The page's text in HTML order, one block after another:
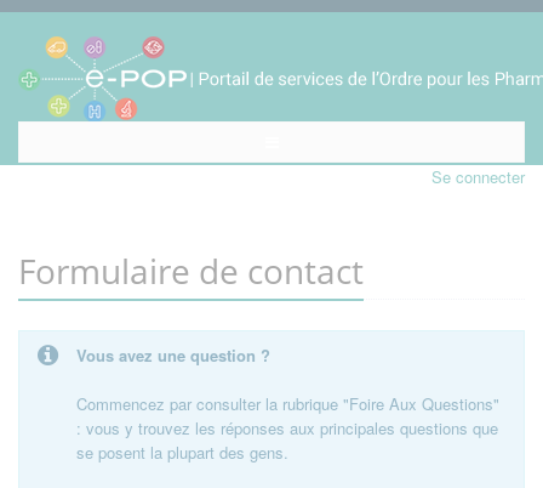
Se connecter
Formulaire de contact
Vous avez une question ?
Commencez par consulter la rubrique "Foire Aux Questions"
: vous y trouvez les réponses aux principales questions que
se posent la plupart des gens.